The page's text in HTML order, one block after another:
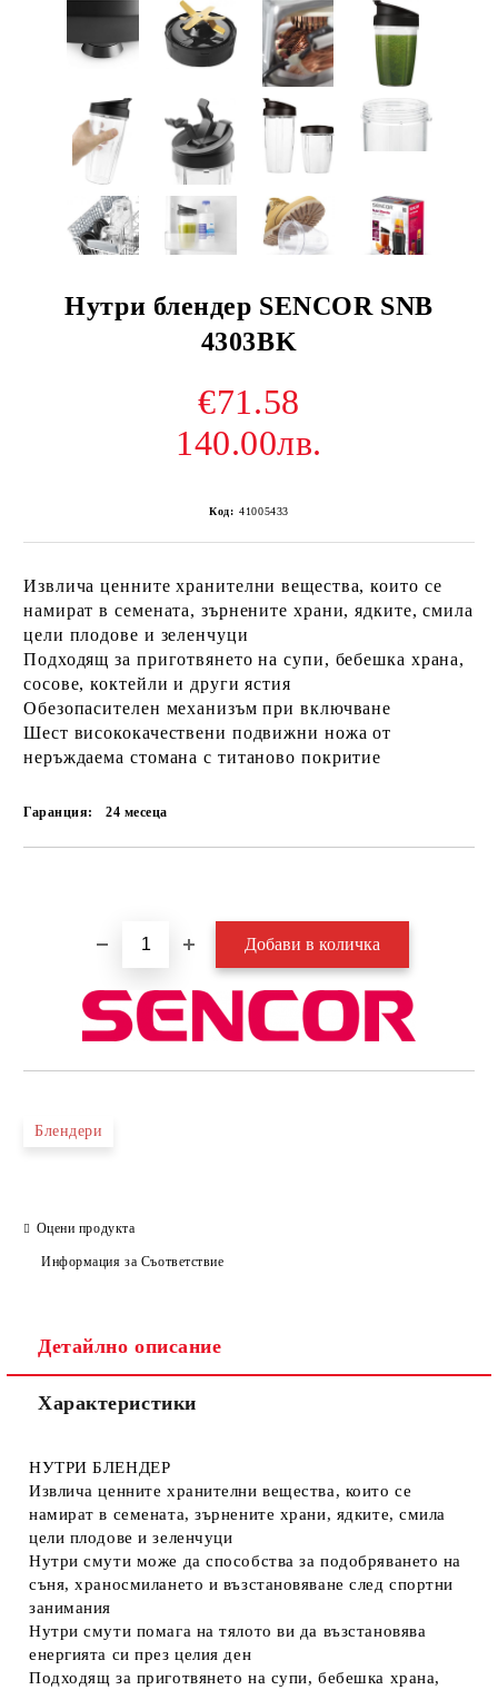
Нутри блендер SENCOR SNB
4303BK
€71.58
140.00лв.
Код: 41005433
Извлича ценните хранителни вещества, които се
намират в семената, зърнените храни, ядките, смила
цели плодове и зеленчуци
Подходящ за приготвянето на супи, бебешка храна,
сосове, коктейли и други ястия
Обезопасителен механизъм при включване
Шест висококачествени подвижни ножа от
неръждаема стомана с титаново покритие
Гаранция: 24 месеца
Блендери
Оцени продукта
Информация за Съответствие
Детайлно описание
Характеристики
НУТРИ БЛЕНДЕР
Извлича ценните хранителни вещества, които се
намират в семената, зърнените храни, ядките, смила
цели плодове и зеленчуци
Нутри смути може да способства за подобряването на
съня, храносмилането и възстановяване след спортни
занимания
Нутри смути помага на тялото ви да възстановява
енергията си през целия ден
Подходящ за приготвянето на супи, бебешка храна,